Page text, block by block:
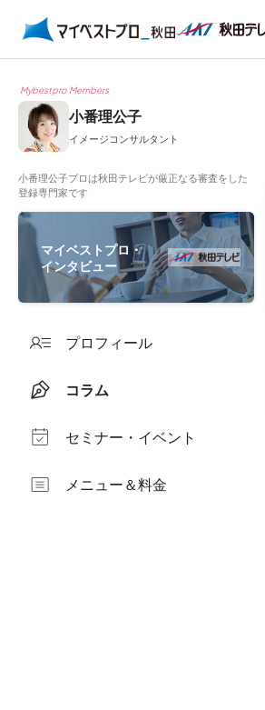
Mybestpro Members
小番理公子
イメージコンサルタント
小番理公子プロは秋田テレビが厳正なる審査をした
登録専門家です
マイベストプロ・
インタビュー
プロフィール
コラム
セミナー・イベント
メニュー＆料金